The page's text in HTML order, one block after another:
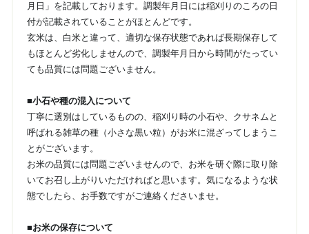
月日」を記載しております。調製年月日には稲刈りのころの日
付が記載されていることがほとんどです。
玄米は、白米と違って、適切な保存状態であれば長期保存して
もほとんど劣化しませんので、調製年月日から時間がたってい
ても品質には問題ございません。
■小石や種の混入について
丁寧に選別はしているものの、稲刈り時の小石や、クサネムと
呼ばれる雑草の種（小さな黒い粒）がお米に混ざってしまうこ
とがございます。
お米の品質には問題ございませんので、お米を研ぐ際に取り除
いてお召し上がりいただければと思います。気になるような状
態でしたら、お手数ですがご連絡くださいませ。
■お米の保存について